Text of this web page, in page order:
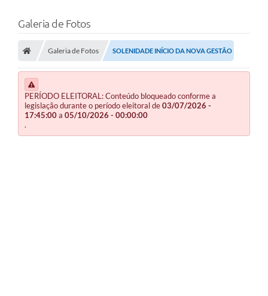
Galeria de Fotos
Galeria de Fotos SOLENIDADE INÍCIO DA NOVA GESTÃO
PERÍODO ELEITORAL: Conteúdo bloqueado conforme a
legislação durante o período eleitoral de03/07/2026 -
17:45:00a 05/10/2026 - 00:00:00
.